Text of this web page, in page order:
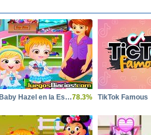
Baby Hazel en la Escuela78.3% TikTok Famous